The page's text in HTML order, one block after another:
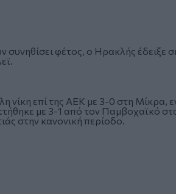
συνηθίσει φέτος, ο Ηρακλής έδειξε
νίκη επί της ΑΕΚ με 3-0 στη Μίκρα,
με 3-1 από τον Παμβοχαϊκό στο
στην κανονική περίοδο.